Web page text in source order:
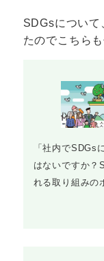
SDGsについて
たのでこちら
「社内でSDGs
はないですか？
れる取り組みの